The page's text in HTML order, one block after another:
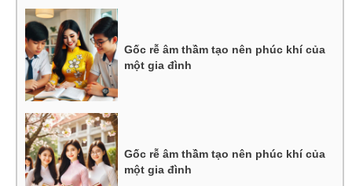
Gốc rễ âm thầm tạo nên phúc khí của
một gia đình
Gốc rễ âm thầm tạo nên phúc khí của
một gia đình